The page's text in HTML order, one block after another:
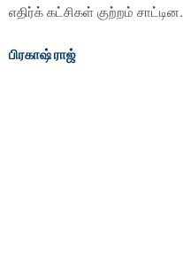
எதிர்க் கட்சிகள் குற்றம் சாட்டின.
பிரகாஷ் ராஜ்